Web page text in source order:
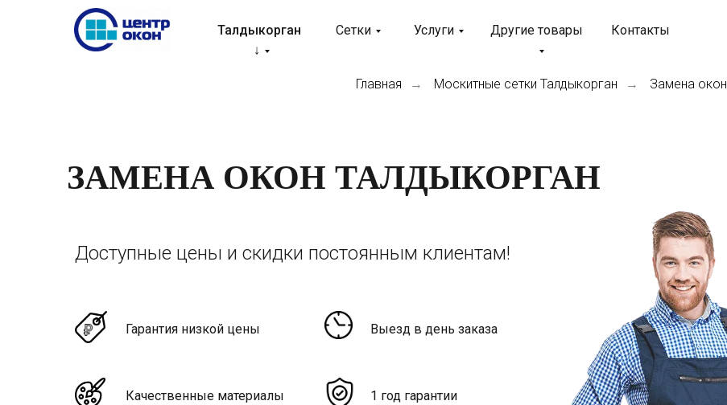
Услуги
Талдыкорган
↓
Другие товары Контакты
Сетки
Главная → Москитные сетки Талдыкорган → Замена окон
ЗАМЕНА ОКОН ТАЛДЫКОРГАН
Гарантия низкой цены Выезд в день заказа
Качественные материалы 1 год гарантии
Доступные цены и скидки постоянным клиентам!